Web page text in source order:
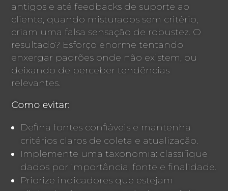
antigos e até feedbacks de suporte ao
cliente, quando misturados sem critério,
criam uma falsa sensação de robustez. O
resultado? Esforço enorme tentando
enxergar padrões onde não existem, ou
deixando de perceber tendências
relevantes.
Como evitar:
Defina fontes confiáveis e mantenha
critérios claros de coleta e atualização.
Implemente uma taxonomia: classifique
dados por importância, fonte e finalidade.
Priorize indicadores que estejam